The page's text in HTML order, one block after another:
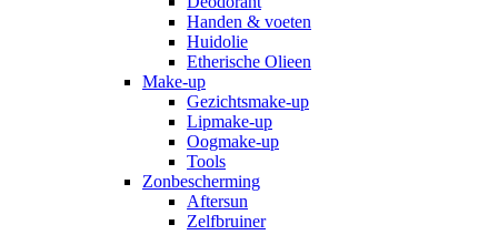
Handen & voeten
Huidolie
Etherische Olieen
Make-up
Gezichtsmake-up
Lipmake-up
Oogmake-up
Tools
Zonbescherming
Aftersun
Zelfbruiner